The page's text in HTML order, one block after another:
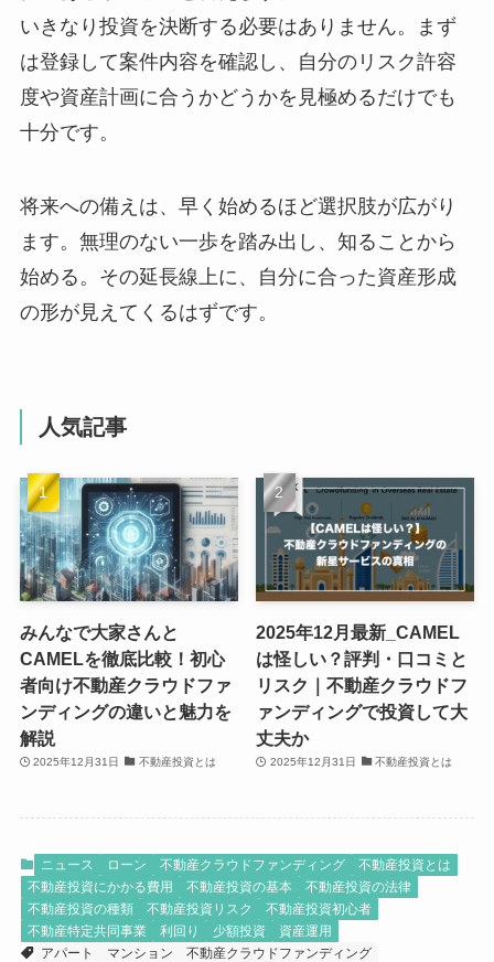
いきなり投資を決断する必要はありません。まず
は登録して案件内容を確認し、自分のリスク許容
度や資産計画に合うかどうかを見極めるだけでも
十分です。
将来への備えは、早く始めるほど選択肢が広がり
ます。無理のない一歩を踏み出し、知ることから
始める。その延長線上に、自分に合った資産形成
の形が見えてくるはずです。
人気記事
みんなで大家さんと
CAMELを徹底比較！初心
者向け不動産クラウドファ
ンディングの違いと魅力を
解説
2025年12月31日 不動産投資とは
2025年12月最新_CAMEL
は怪しい？評判・口コミと
リスク｜不動産クラウドフ
ァンディングで投資して大
丈夫か
2025年12月31日 不動産投資とは
ニュース ローン 不動産クラウドファンディング
不動産投資とは
不動産投資にかかる費用
不動産投資の基本
不動産投資の法律
不動産投資の種類
不動産投資リスク
不動産投資初心者
不動産特定共同事業
利回り 少額投資
資産運用
アパート
マンション 不動産クラウドファンディング